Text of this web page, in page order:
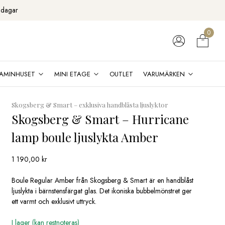
0
MINI ETAGE OUTLET VARUMÄRKEN
Skogsberg & Smart – exklusiva handblåsta ljuslyktor
Skogsberg & Smart – Hurricane
lamp boule ljuslykta Amber
1 190,00kr
Boule Regular Amber från Skogsberg & Smart är en handblåst
ljuslykta i bärnstensfärgat glas. Det ikoniska bubbelmönstret ger
ett varmt och exklusivt uttryck.
I lager (kan restnoteras)